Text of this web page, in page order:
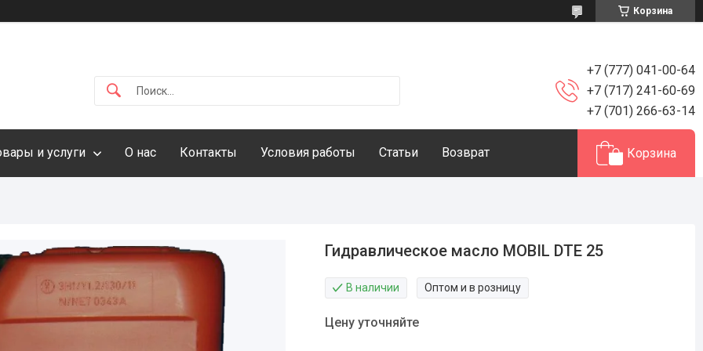
Корзина
+7 (777) 041-00-64
+7 (717) 241-60-69
+7 (701) 266-63-14
и услуги О нас Контакты Условия работы Статьи Возврат Корзина
Гидравлическое масло MOBIL DTE 25
В наличии Оптом и в розницу
Цену уточняйте